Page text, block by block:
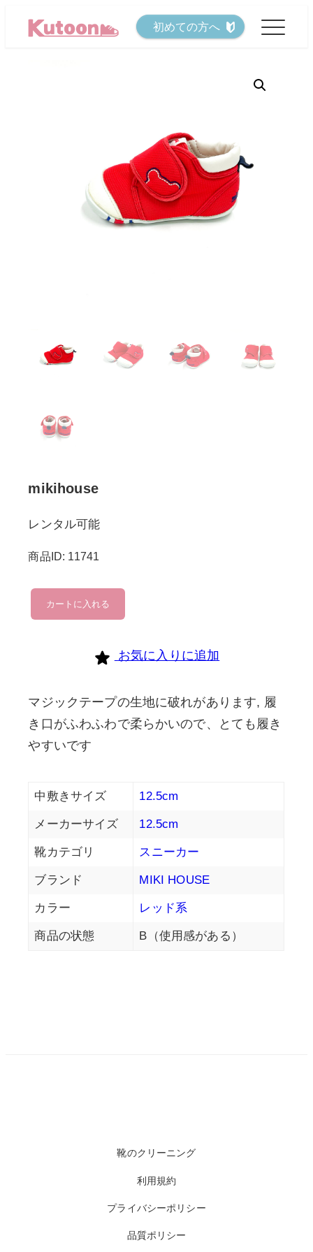
初めての方へ
mikihouse
レンタル可能
商品ID: 11741
mikihouse
個
カートに入れる
お気に入りに追加
マジックテープの生地に破れがあります, 履
き口がふわふわで柔らかいので、とても履き
やすいです
中敷きサイズ 12.5cm
メーカーサイズ 12.5cm
靴カテゴリ スニーカー
ブランド MIKI HOUSE
カラー レッド系
商品の状態 B（使用感がある）
靴のクリーニング
利用規約
プライバシーポリシー
品質ポリシー